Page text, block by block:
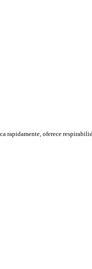
rapidamente, oferece